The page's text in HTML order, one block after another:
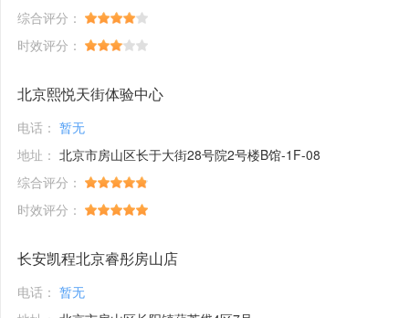
综合评分：
时效评分：
北京熙悦天街体验中心
电话： 暂无
地址： 北京市房山区长于大街28号院2号楼B馆-1F-08
综合评分：
时效评分：
长安凯程北京睿彤房山店
电话： 暂无